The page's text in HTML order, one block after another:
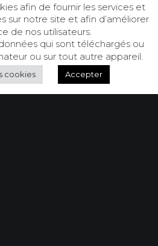
fille de 5 ans que j’ai
à l’âge de 40
afin de fournir les services et
sur notre site et afin d’améliorer
de nos utilisateurs.
qui sont téléchargés ou
ou sur tout autre appareil.
cookies Accepter